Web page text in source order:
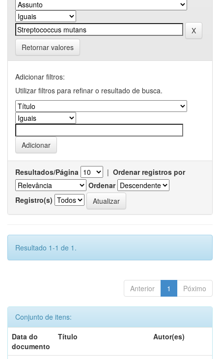
Retornar valores
Adicionar filtros:
Utilizar filtros para refinar o resultado de busca.
Resultados/Página | Ordenar registros por
Ordenar
Registro(s)
Resultado 1-1 de 1.
Anterior 1 Póximo
Conjunto de itens:
Data do
documento
Título Autor(es)